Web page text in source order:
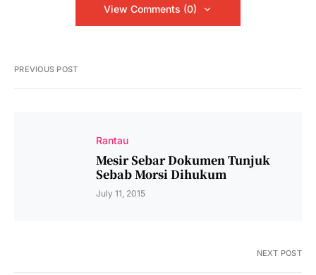
View Comments (0)
PREVIOUS POST
Rantau
Mesir Sebar Dokumen Tunjuk
Sebab Morsi Dihukum
July 11, 2015
NEXT POST